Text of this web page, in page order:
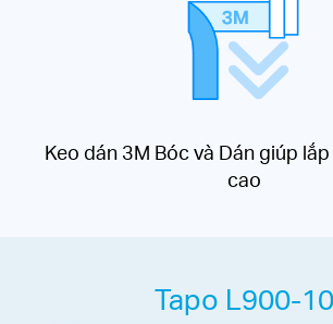
Keo dán 3M Bóc và Dán giúp
cao
Tapo L900-10